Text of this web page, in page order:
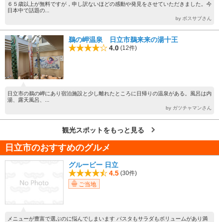
６５歳以上が無料ですが，申し訳ないほどの感動や発見をさせていただきました。今
日本中で話題の...
by ボスサブさん
鵜の岬温泉 日立市鵜来来の湯十王
4.0 (12件)
日立市の鵜の岬にあり宿泊施設と少し離れたところに日帰りの温泉がある。風呂は内
湯、露天風呂、...
by ガツチャマンさん
観光スポットをもっと見る
日立市のおすすめのグルメ
グルービー 日立
4.5 (30件)
ご当地
メニューが豊富で選ぶのに悩んでしまいます パスタもサラダもボリュームがあり満